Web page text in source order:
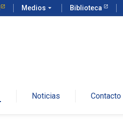
Medios arrow_drop_down Biblioteca
Noticias Contacto